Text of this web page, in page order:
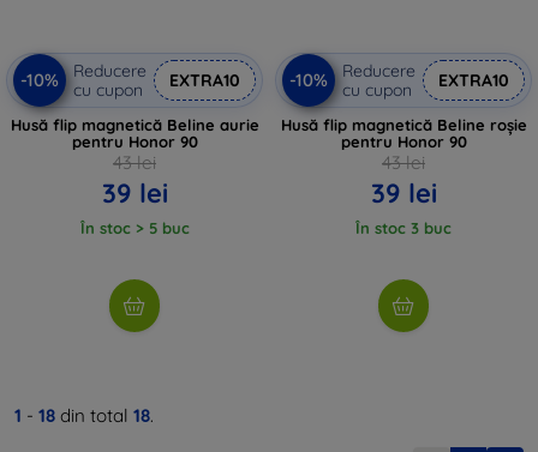
-10%
Reducere
cu cupon
EXTRA10
Husă flip magnetică Beline aurie
pentru Honor 90
43 lei
39 lei
În stoc > 5 buc
-10%
Reducere
cu cupon
EXTRA10
Husă flip magnetică Beline roșie
pentru Honor 90
43 lei
39 lei
În stoc 3 buc
1 - 18 din total 18.